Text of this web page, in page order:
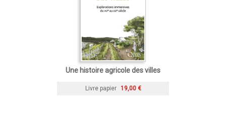
Une histoire agricole des villes
Livre papier 19,00 €